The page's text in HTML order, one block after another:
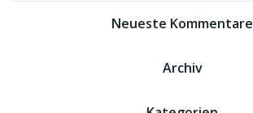
Neueste Kommentare
Archiv